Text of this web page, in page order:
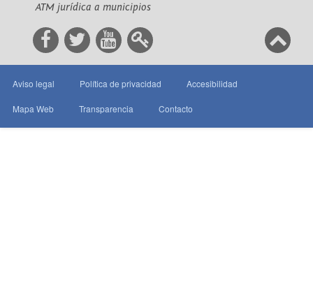
ATM jurídica a municipios
Aviso legal Política de privacidad Accesibilidad
Mapa Web Transparencia Contacto